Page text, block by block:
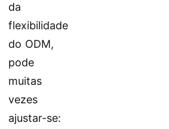
da
flexibilidade
do ODM,
pode
muitas
vezes
ajustar-se: